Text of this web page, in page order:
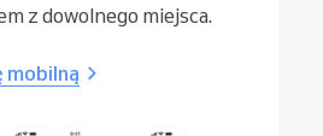
z dowolnego miejsca.
mobilną